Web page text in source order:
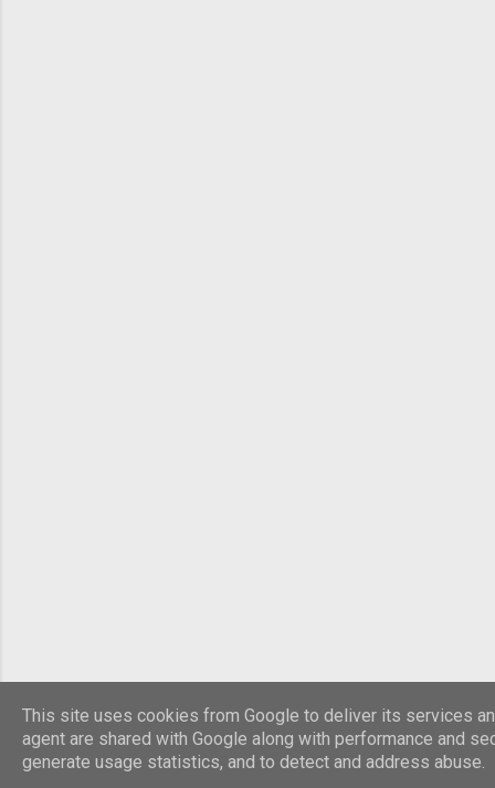
This site uses cookies from Google to deliver its services
agent are shared with Google along with performance and
generate usage statistics, and to detect and address abuse.